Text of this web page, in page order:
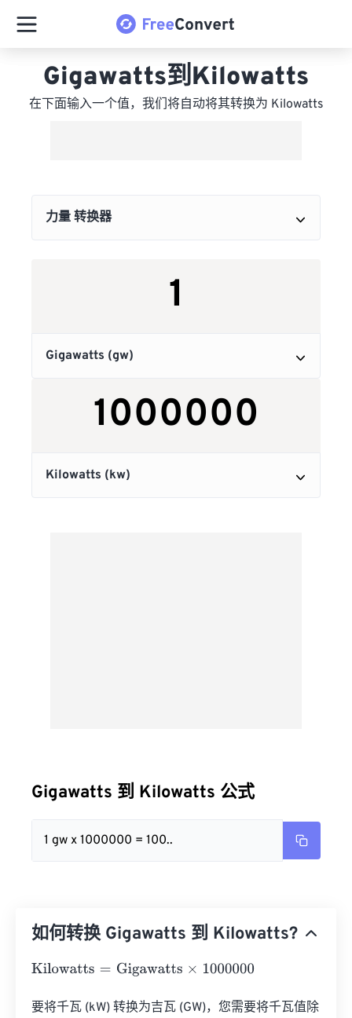
Gigawatts到Kilowatts
在下面输入一个值，我们将自动将其转换为 Kilowatts
Gigawatts 到 Kilowatts 公式
1 gw x 1000000 = 100..
如何转换 Gigawatts 到 Kilowatts?
Kilowatts=Gigawatts×1000000
要将千瓦 (kW) 转换为吉瓦 (GW)，您需要将千瓦值除